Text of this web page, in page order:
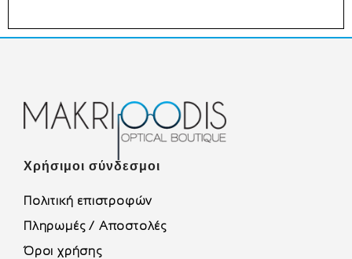
Χρήσιμοι σύνδεσμοι
Πολιτική επιστροφών
Πληρωμές / Αποστολές
Όροι χρήσης